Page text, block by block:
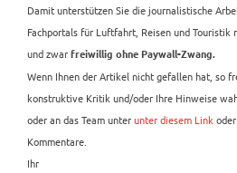
Damit unterstützen Sie die journalistische
Fachportals für Luftfahrt, Reisen und Touristik
und zwar freiwillig ohne Paywall-Zwang.
Wenn Ihnen der Artikel nicht gefallen hat, so
konstruktive Kritik und/oder Ihre Hinweise
oder an das Team unterunter diesem Link
Kommentare.
Ihr